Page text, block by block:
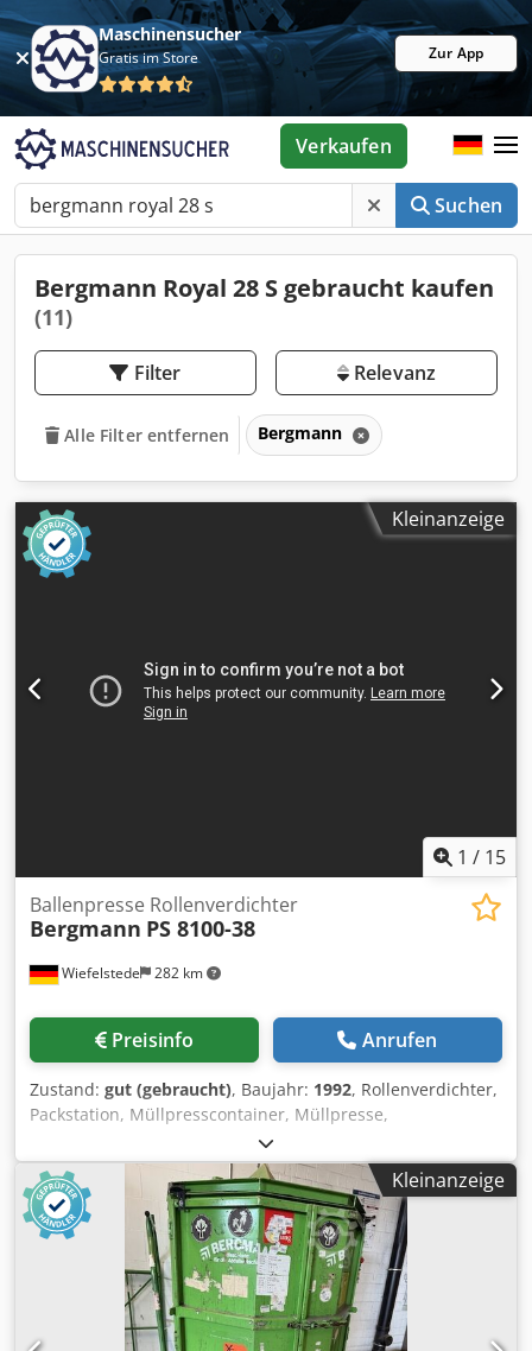
Maschinensucher
Gratis im Store Zur App
Suchen
Verkaufen
Bergmann Royal 28 S gebraucht kaufen
(11)
Filter Relevanz
Alle Filter entfernen Bergmann
Kleinanzeige
1 / 15
Wiefelstede 282 km
Ballenpresse Rollenverdichter
Bergmann PS 8100-38
Preisinfo Anrufen
Zustand: gut (gebraucht), Baujahr: 1992, Rollenverdichter,
Packstation, Müllpresscontainer, Müllpresse,
Presscontainer, Müllcontainer, Selbstpresscontainer,
Abfallpresse, Papierpresscontainer, Papiercontainer,
Schrankpresse, Vertikalballenpresse, Kartonverkleinerer,
Papierballenpresse, rotierender Abfallverdichter -
Hersteller: Bergmann, Papierballenpresse -Typ: PS 8100-38
-Müllverdichter: mit rotierender Verdichtungseinheit -
Vorteil: Es kann kontinuierlich befüllt werden -
Antriebsleistung: 2,02 kW -Einfüllöffnung: 1190/990/H670
mm Codpfx Asxrpi Asfloha -Ballenvolumen: 1 m³ -
Kleinanzeige